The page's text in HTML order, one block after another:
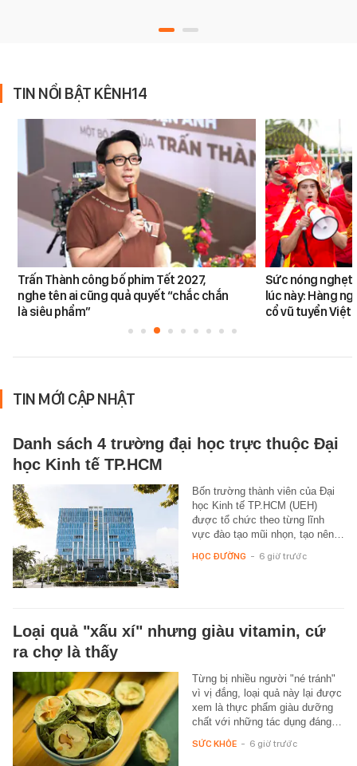
TIN NỔI BẬT KÊNH14
Trấn Thành công bố phim Tết 2027,
nghe tên ai cũng quả quyết “chắc chắn
là siêu phẩm”
Sức nóng nghẹt
lúc này: Hàng
cổ vũ tuyển
TIN MỚI CẬP NHẬT
Danh sách 4 trường đại học trực thuộc Đại
học Kinh tế TP.HCM
Bốn trường thành viên của Đại
học Kinh tế TP.HCM (UEH)
được tổ chức theo từng lĩnh
vực đào tạo mũi nhọn, tạo nên…
HỌC ĐƯỜNG - 6 giờ trước
Loại quả "xấu xí" nhưng giàu vitamin, cứ
ra chợ là thấy
Từng bị nhiều người "né tránh"
vì vị đắng, loại quả này lại được
xem là thực phẩm giàu dưỡng
chất với những tác dụng đáng…
SỨC KHỎE - 6 giờ trước